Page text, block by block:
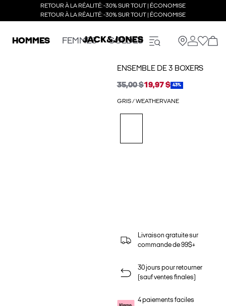
RETOUR À LA RÉALITÉ: -30% SUR TOUT | ÉCONOMISE
RETOUR À LA RÉALITÉ: -30% SUR TOUT | ÉCONOMISE
HOMMES FEMMES SOLDES
ENSEMBLE DE 3 BOXERS
35,00 $19,97 $ 43%
GRIS / WEATHERVANE
Livraison gratuite sur
commande de 99$+
30 jours pour retourner
(sauf ventes finales)
4 paiements faciles